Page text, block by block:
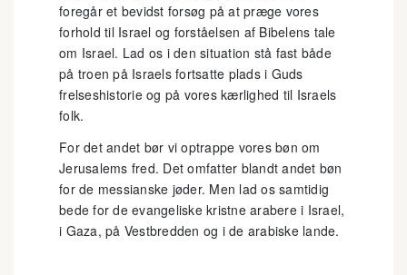
foregår et bevidst forsøg på at præge vores
forhold til Israel og forståelsen af Bibelens tale
om Israel. Lad os i den situation stå fast både
på troen på Israels fortsatte plads i Guds
frelseshistorie og på vores kærlighed til Israels
folk.
For det andet bør vi optrappe vores bøn om
Jerusalems fred. Det omfatter blandt andet bøn
for de messianske jøder. Men lad os samtidig
bede for de evangeliske kristne arabere i Israel,
i Gaza, på Vestbredden og i de arabiske lande.